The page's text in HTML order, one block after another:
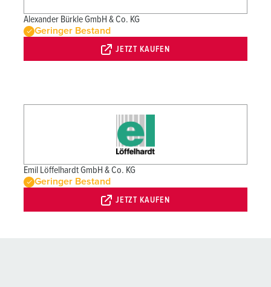
Alexander Bürkle GmbH & Co. KG
Geringer Bestand
JETZT KAUFEN
Emil Löffelhardt GmbH & Co. KG
Geringer Bestand
JETZT KAUFEN